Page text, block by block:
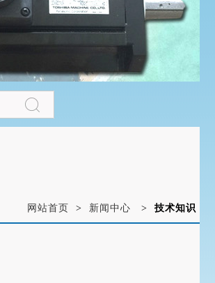
网站首页 > 新闻中心 > 技术知识